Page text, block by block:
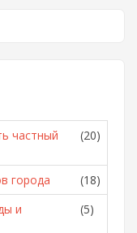
частный
(20)
города
(18)
и
(5)